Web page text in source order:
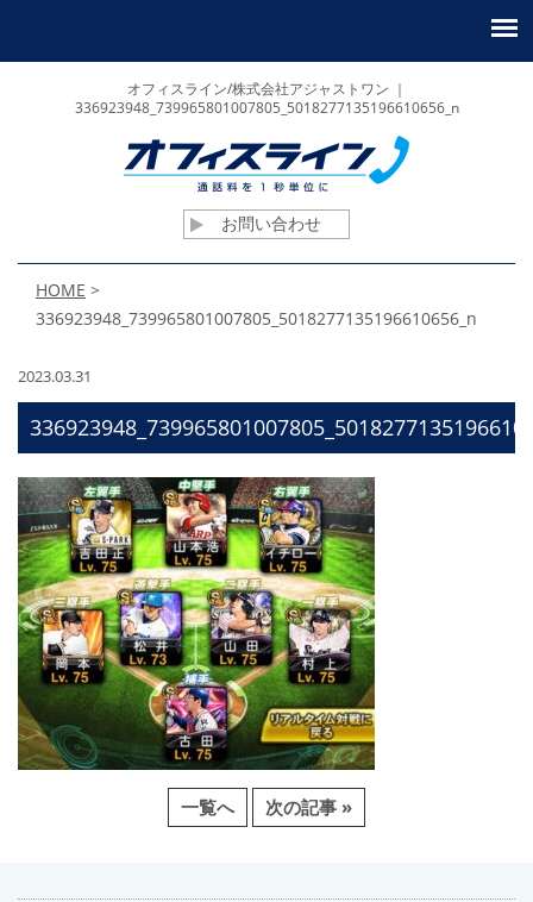
オフィスライン/株式会社アジャストワン ｜
336923948_739965801007805_5018277135196610656_n
お問い合わせ
HOME >
336923948_739965801007805_5018277135196610656_n
2023.03.31
一覧へ 次の記事 »